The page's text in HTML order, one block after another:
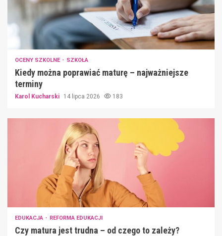
OCENY SZKOLNE SZKOŁA
Kiedy można poprawiać maturę – najważniejsze
terminy
Karol Kucharski 14 lipca 2026 183
EDUKACJA REFORMA EDUKACJI
Czy matura jest trudna – od czego to zależy?